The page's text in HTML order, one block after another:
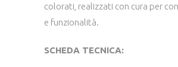
colorati, realizzati con cura per
e funzionalità.
SCHEDA TECNICA: